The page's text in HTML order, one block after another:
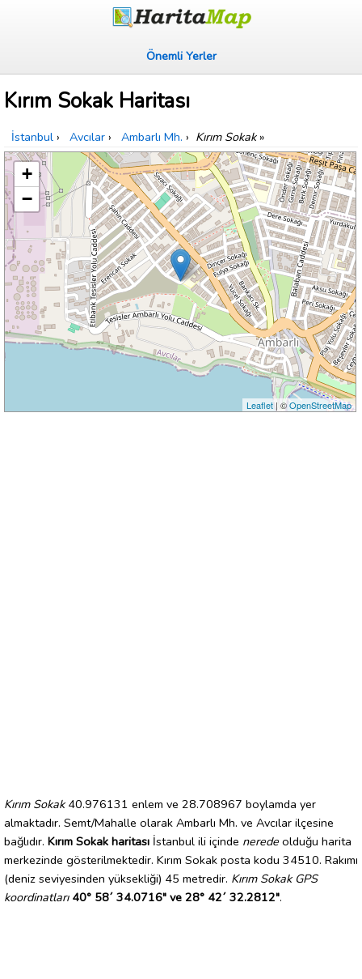
Önemli Yerler
Kırım Sokak Haritası
İstanbul › Avcılar › Ambarlı Mh. › Kırım Sokak»
+
−
Leaflet| ©OpenStreetMap
Kırım Sokak40.976131 enlem ve 28.708967 boylamda yer
almaktadır. Semt/Mahalle olarak Ambarlı Mh. ve Avcılar ilçesine
bağlıdır. Kırım Sokak haritası İstanbul ili içinde nerede olduğu harita
merkezinde gösterilmektedir. Kırım Sokak posta kodu 34510. Rakımı
(deniz seviyesinden yüksekliği) 45 metredir. Kırım Sokak GPS
koordinatları 40° 58´ 34.0716" ve 28° 42´ 32.2812".